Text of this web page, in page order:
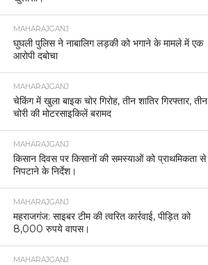
MAHARAJGANJ
घुघली पुलिस ने नाबालिग लड़की को भगाने के मामले में एक
आरोपी दबोचा
MAHARAJGANJ
चेकिंग में खुला बाइक चोर गिरोह, तीन शातिर गिरफ्तार, तीन
चोरी की मोटरसाइकिलें बरामद
MAHARAJGANJ
किसान दिवस पर किसानों की समस्याओं को प्राथमिकता से
निपटाने के निर्देश।
MAHARAJGANJ
महराजगंज: साइबर टीम की त्वरित कार्रवाई, पीड़ित को
8,000 रुपये वापस।
MAHARAJGANJ